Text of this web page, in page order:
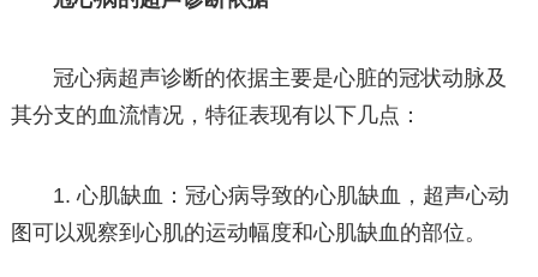
冠心病超声诊断的依据主要是心脏的冠状动脉及
其分支的血流情况，特征表现有以下几点：
1. 心肌缺血：冠心病导致的心肌缺血，超声心动
图可以观察到心肌的运动幅度和心肌缺血的部位。